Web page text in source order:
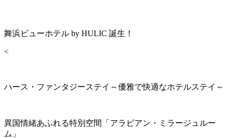
舞浜ビューホテル by HULIC 誕生！
<
ハース・ファンタジーステイ～優雅で快適なホテルステイ～
異国情緒あふれる特別空間「アラビアン・ミラージュルー
ム」